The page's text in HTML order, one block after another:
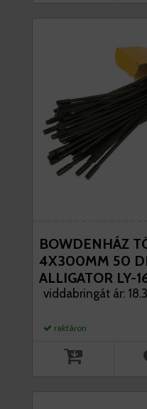
BOWDENHÁZ
4X300MM 50
ALLIGATOR LY-
viddabringát ár:
raktáron